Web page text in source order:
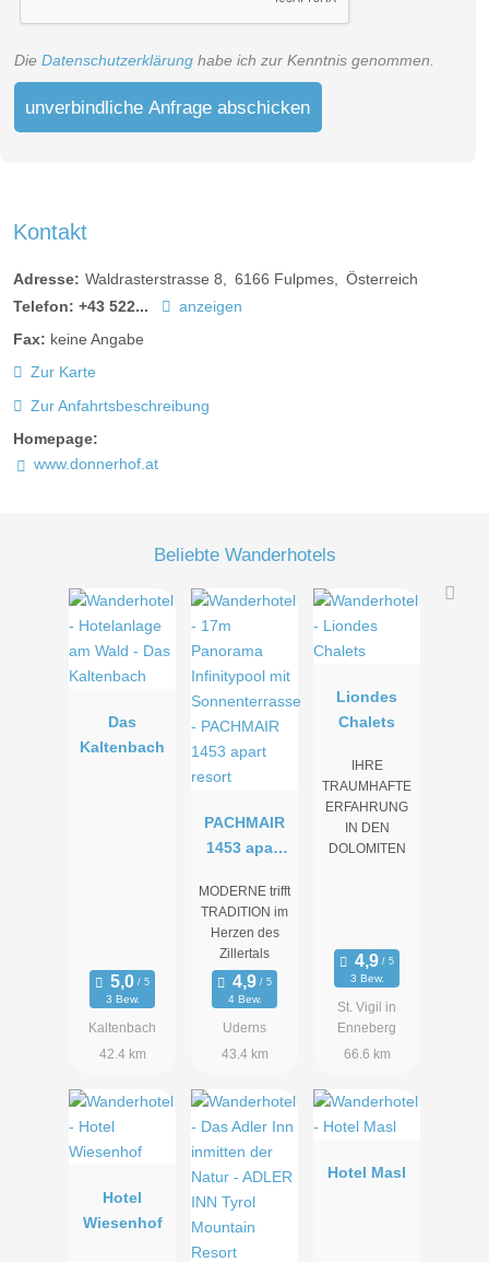
Die Datenschutzerklärung habe ich zur Kenntnis genommen.
unverbindliche Anfrage abschicken
Kontakt
Adresse: Waldrasterstrasse 8 6166 Fulpmes
Österreich
Telefon: +43 522...
anzeigen
Fax: keine Angabe
Zur Karte
Zur Anfahrtsbeschreibung
Homepage:
www.donnerhof.at
Beliebte Wanderhotels
Das
Kaltenbach
3 Bew.
Kaltenbach
42.4 km
PACHMAIR
1453 apart
MODERNE trifft
TRADITION im
Herzen des
Zillertals
4 Bew.
Uderns
43.4 km
Liondes
Chalets
IHRE
TRAUMHAFTE
ERFAHRUNG
IN DEN
DOLOMITEN
3 Bew.
St. Vigil in
Enneberg
66.6 km
Hotel
Wiesenhof
Hotel Masl